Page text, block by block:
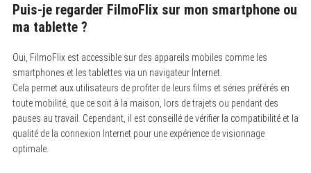
Puis-je regarder FilmoFlix sur mon smartphone ou
ma tablette ?
Oui, FilmoFlix est accessible sur des appareils mobiles comme les
smartphones et les tablettes via un navigateur Internet.
Cela permet aux utilisateurs de profiter de leurs films et séries préférés en
toute mobilité, que ce soit à la maison, lors de trajets ou pendant des
pauses au travail. Cependant, il est conseillé de vérifier la compatibilité et la
qualité de la connexion Internet pour une expérience de visionnage
optimale.